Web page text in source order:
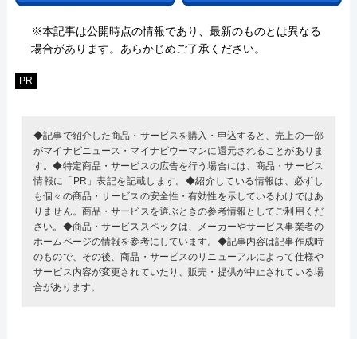
※本記事は公開時点の情報であり、最新のものとは異なる
場合があります。あらかじめご了承ください。
PR
◆記事で紹介した商品・サービスを購入・申込すると、売上の一部
がマイナビニュース・マイナビウーマンに還元されることがありま
す。◆特定商品・サービスの広告を行う場合には、商品・サービス
情報に「PR」表記を記載します。◆紹介している情報は、必ずし
も個々の商品・サービスの安全性・有効性を示しているわけではあ
りません。商品・サービスを選ぶときの参考情報としてご利用くだ
さい。◆商品・サービススペックは、メーカーやサービス事業者の
ホームページの情報を参考にしています。◆記事内容は記事作成時
のもので、その後、商品・サービスのリニューアルによって仕様や
サービス内容が変更されていたり、販売・提供が中止されている場
合があります。